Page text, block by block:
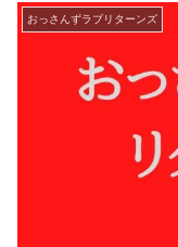
おっさんずラブリターンズ